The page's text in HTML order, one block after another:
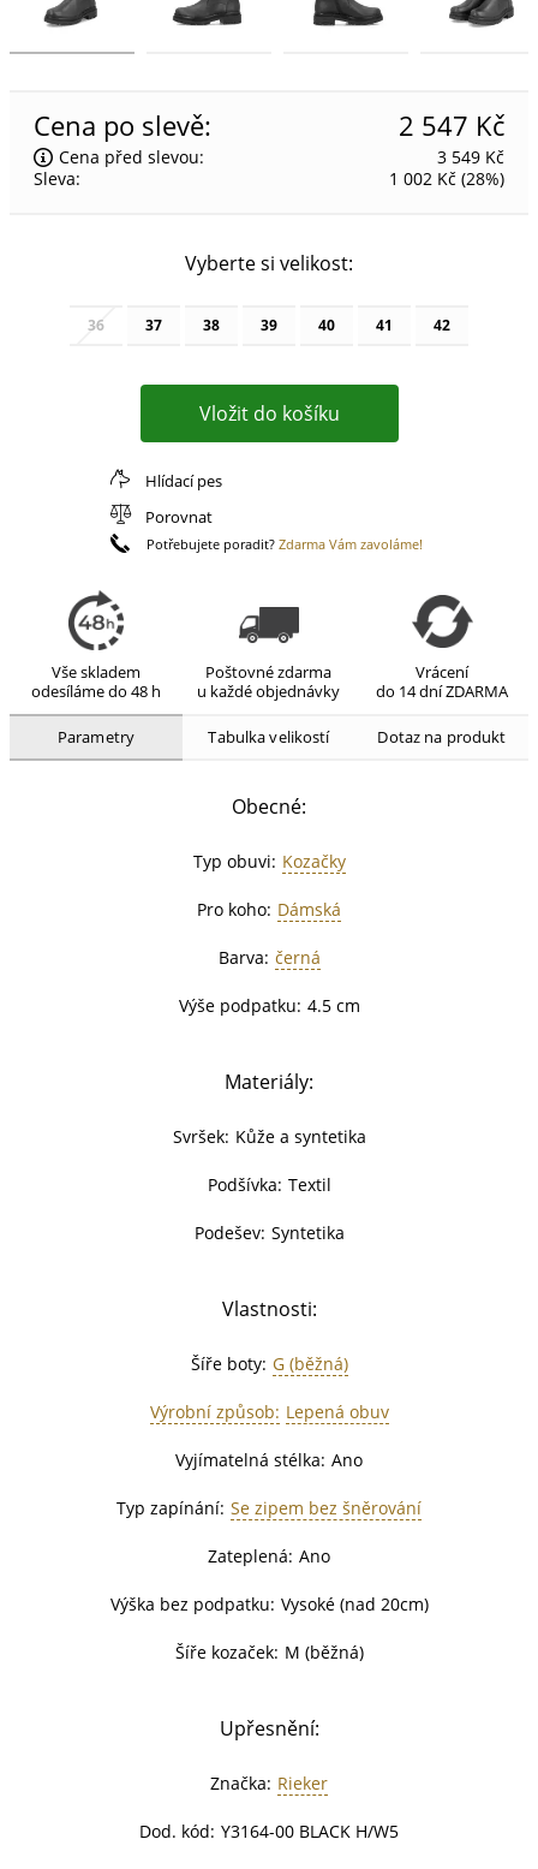
Cena po slevě: 2 547 Kč
Cena před slevou:
3 549 Kč
Sleva:
1 002 Kč (28%)
Vyberte si velikost:
36 37 38 39 40 41 42
Hlídací pes
Porovnat
Potřebujete poradit? Zdarma Vám zavoláme!
Vše skladem
odesíláme do 48 h
Poštovné zdarma
u každé objednávky
Vrácení
do 14 dní ZDARMA
Parametry Tabulka velikostí Dotaz na produkt
Obecné:
Typ obuvi: Kozačky
Pro koho: Dámská
Barva: černá
Výše podpatku: 4.5 cm
Materiály:
Svršek: Kůže a syntetika
Podšívka: Textil
Podešev: Syntetika
Vlastnosti:
Šíře boty: G (běžná)
Výrobní způsob: Lepená obuv
Vyjímatelná stélka: Ano
Typ zapínání: Se zipem bez šněrování
Zateplená: Ano
Výška bez podpatku: Vysoké (nad 20cm)
Šíře kozaček: M (běžná)
Upřesnění:
Značka: Rieker
Dod. kód: Y3164-00 BLACK H/W5